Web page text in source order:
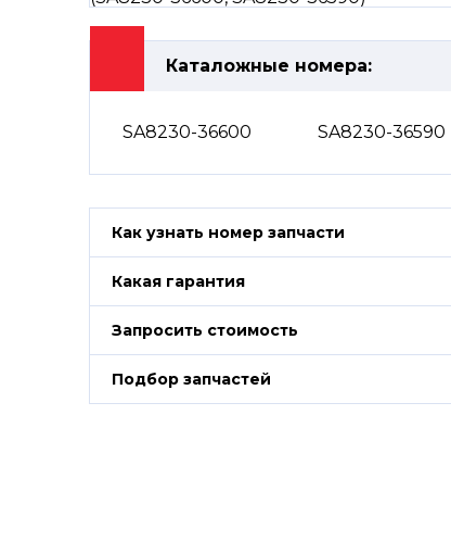
Каталожные номера:
SA8230-36600 SA8230-36590
Как узнать номер запчасти
Какая гарантия
Запросить стоимость
Подбор запчастей